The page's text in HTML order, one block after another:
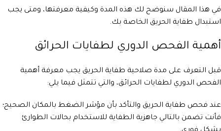
في هذا المقال سنوضح لك هذه المدة وكيفية معرفتها، ومتى يجب
استبدال طفاية الحريق الخاصة بك.
أهمية الفحص الدوري لطفايات الحرائق
قبل التعرف على مدة صلاحية طفاية الحريق يجب معرفة أهمية
الفحص الدوري لطفايات الحرائق، والتي تتمثل فيما يلي:
عند فحص طفاية الحريق والتأكد بأن مؤشر الضغط بالمكان الصحيح؛
فأنت تضمن بالتالي جاهزية الطفاية للاستخدام بحالات الطوارئ